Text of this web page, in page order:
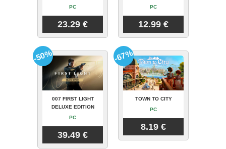
PC
23.29 €
PC
12.99 €
007 FIRST LIGHT
DELUXE EDITION
PC
39.49 €
-50%
TOWN TO CITY
PC
8.19 €
-67%